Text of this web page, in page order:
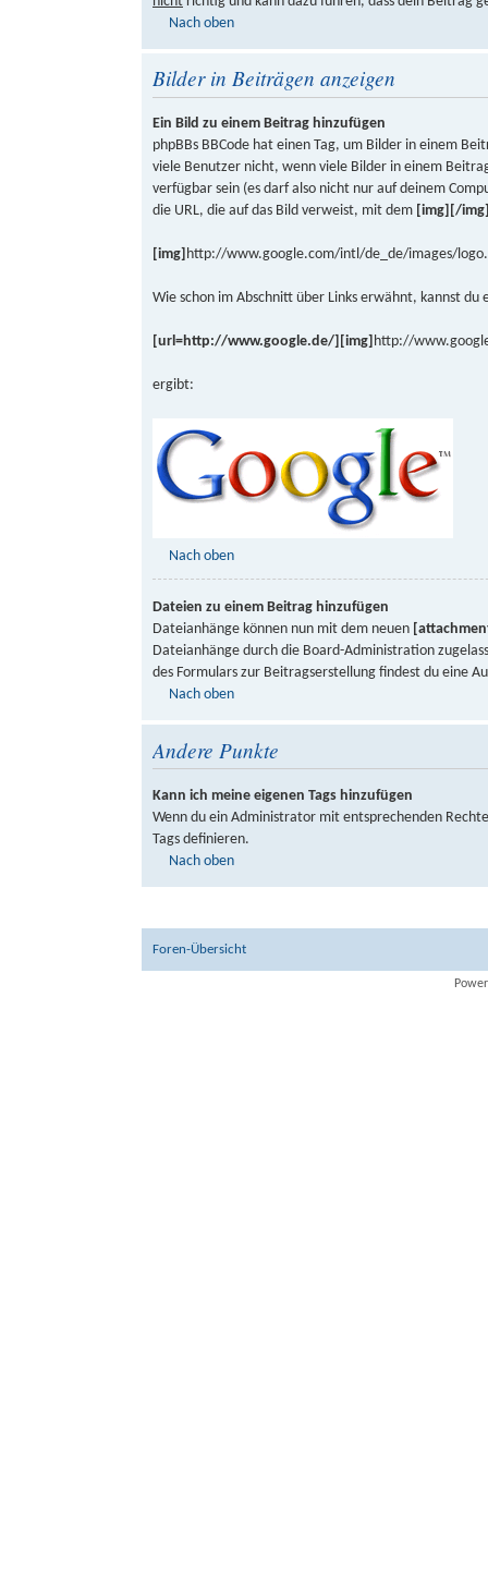
Nach oben
Bilder in Beiträgen anzeigen
Ein Bild zu einem Beitrag hinzufügen
phpBBs BBCode hat einen Tag, um Bilder in einem
viele Benutzer nicht, wenn viele Bilder in einem
verfügbar sein (es darf also nicht nur auf deinem
die URL, die auf das Bild verweist, mit dem [img][/
[img] http://www.google.com/intl/de_de/images/
Wie schon im Abschnitt über Links erwähnt, kannst du
[url=http://www.google.de/][img] http://
ergibt:
Nach oben
Dateien zu einem Beitrag hinzufügen
Dateianhänge können nun mit dem neuen
Dateianhänge durch die Board-Administration
des Formulars zur Beitragserstellung findest du eine
Nach oben
Andere Punkte
Kann ich meine eigenen Tags hinzufügen
Wenn du ein Administrator mit entsprechenden
Tags definieren.
Nach oben
Foren-Übersicht